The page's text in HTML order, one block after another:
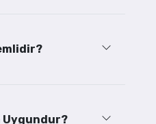
Uygundur?